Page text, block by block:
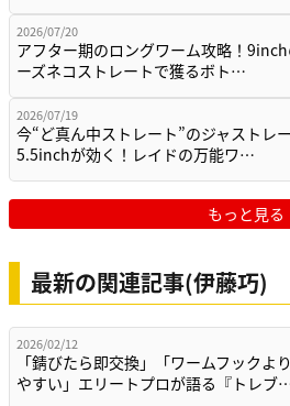
2026/07/20
アフター期のロングワーム攻略！9inch
ーズネコストレートで獲るボト…
2026/07/19
今“ど真ん中ストレート”のジャストレ
5.5inchが効く！レイドの万能ワ…
もっと見る
最新の関連記事(伊藤巧)
2026/02/12
「錆びたら即交換」「ワームフックよ
やすい」エリートプロが語る『トレブ